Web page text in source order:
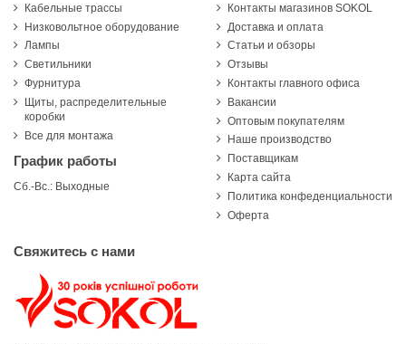
Кабельные трассы
Низковольтное оборудование
Лампы
Светильники
Фурнитура
Щиты, распределительные
коробки
Все для монтажа
График работы
Сб.-Вс.: Выходные
Контакты магазинов SOKOL
Доставка и оплата
Статьи и обзоры
Отзывы
Контакты главного офиса
Вакансии
Оптовым покупателям
Наше производство
Поставщикам
Карта сайта
Политика конфеденциальности
Оферта
Свяжитесь с нами